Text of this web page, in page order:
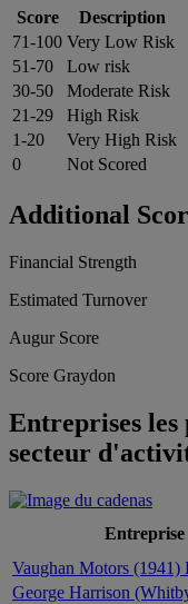
Score
Description
71-100 Very Low Risk
51-70
Low risk
30-50
Moderate Risk
21-29
High Risk
1-20
Very High Risk
0
Not Scored
Additional
Financial Strength
Estimated Turnover
Augur Score
Score Graydon
Entreprises les
secteur
Entreprise
Vaughan Motors (1941)
George Harrison